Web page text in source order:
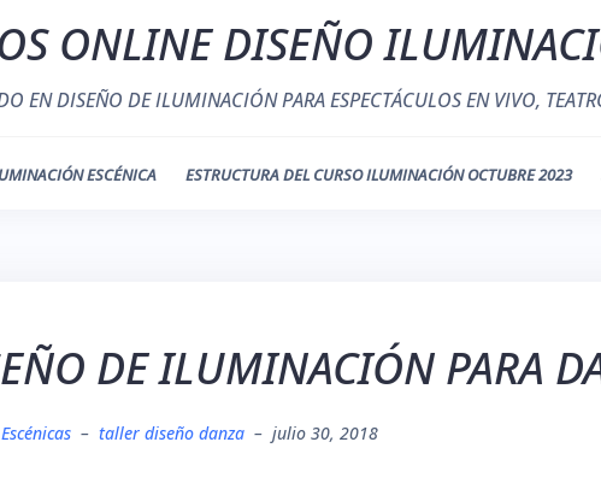
ONLINE DISEÑO
EN DISEÑO DE ILUMINACIÓN PARA ESPECTÁCULOS EN VIVO,
ESCÉNICA ESTRUCTURA DEL CURSO ILUMINACIÓN OCTUBRE 2023
DE ILUMINACIÓN PARA
– taller diseño danza – julio 30, 2018